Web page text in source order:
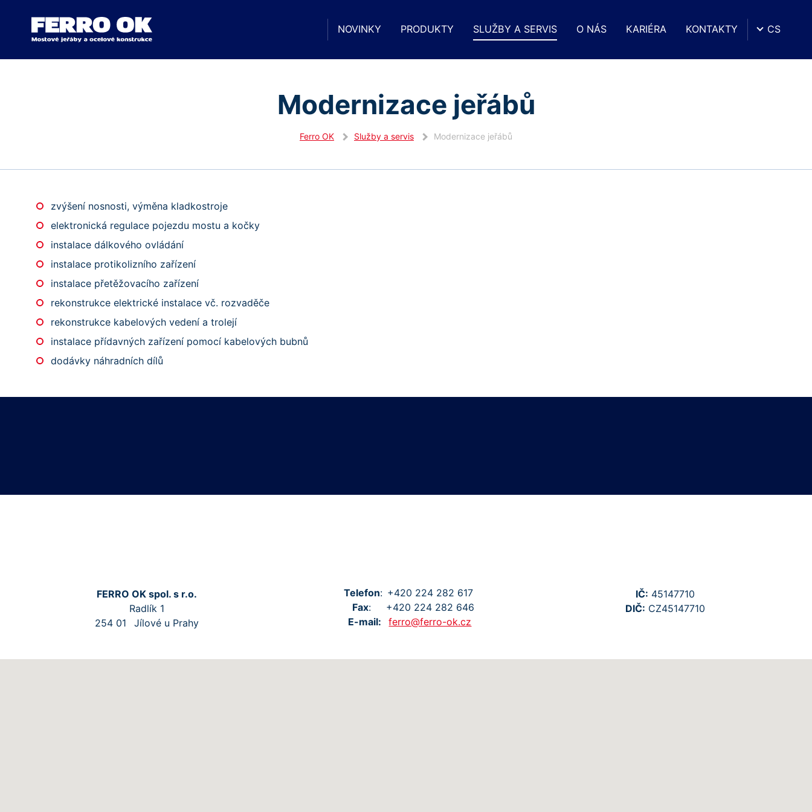
NOVINKY PRODUKTY SLUŽBY A SERVIS O NÁS KARIÉRA KONTAKTY CS
Modernizace jeřábů
Ferro OK Služby a servis Modernizace jeřábů
zvýšení nosnosti, výměna kladkostroje
elektronická regulace pojezdu mostu a kočky
instalace dálkového ovládání
instalace protikolizního zařízení
instalace přetěžovacího zařízení
rekonstrukce elektrické instalace vč. rozvaděče
rekonstrukce kabelových vedení a trolejí
instalace přídavných zařízení pomocí kabelových bubnů
dodávky náhradních dílů
FERRO OK spol. s r.o.
Radlík 1
254 01
Jílové u Prahy
Telefon: +420 224 282 617
Fax: +420 224 282 646
E-mail:
ferro@ferro-ok.cz
IČ: 45147710
DIČ: CZ45147710